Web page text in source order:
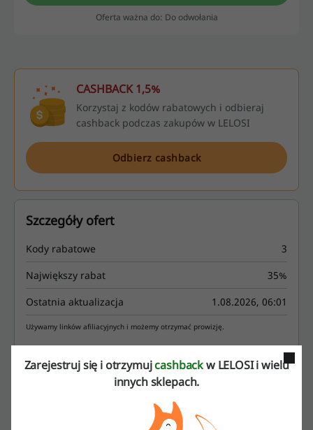
Oferta ważna do: Do odwołania
CASHBACK 1,5%
Korzystaj z kodów rabatowych i odbieraj
cashback podczas zakupów w LELOSI
Odbierz cashback
Szczegóły ofert
Kody rabatowe
3
Największy rabat
35%
Ostatnia aktualizacja
1.08.2026, 06:01
Używamy linków afiliacyjnych i możemy otrzymać prowizję.
Ocena kodów rabatowych dla LELOSI
Oceń kody rabatowe LELOSI i pomóż innym użytkownikom wybrać
Zarejestruj się i otrzymujcashbackw LELOSI i wielu
innych sklepach.